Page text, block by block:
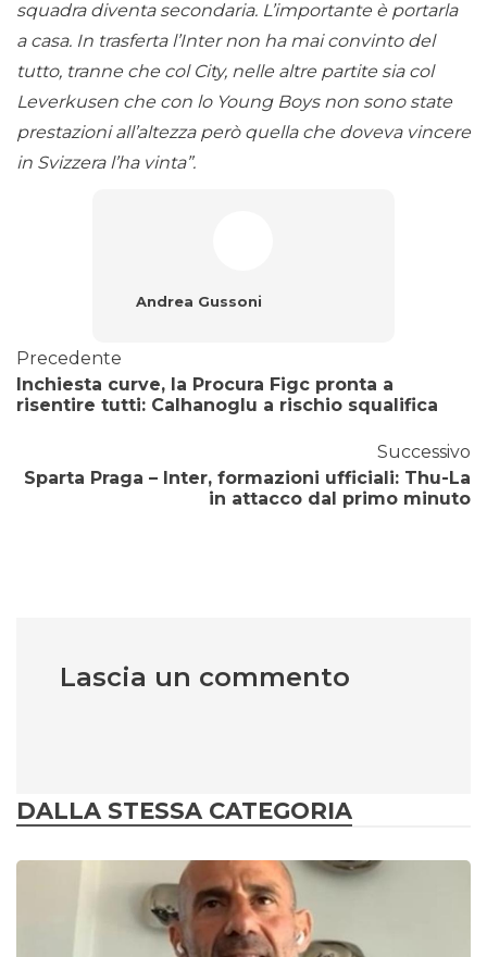
squadra diventa secondaria. L’importante è portarla
a casa. In trasferta l’Inter non ha mai convinto del
tutto, tranne che col City, nelle altre partite sia col
Leverkusen che con lo Young Boys non sono state
prestazioni all’altezza però quella che doveva vincere
in Svizzera l’ha vinta”.
Andrea Gussoni
Precedente
Inchiesta curve, la Procura Figc pronta a
risentire tutti: Calhanoglu a rischio squalifica
Successivo
Sparta Praga – Inter, formazioni ufficiali: Thu-La
in attacco dal primo minuto
Lascia un commento
DALLA STESSA CATEGORIA